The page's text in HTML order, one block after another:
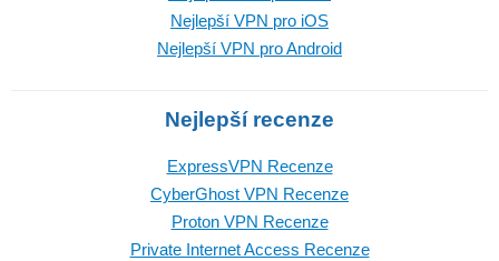
Nejlepší VPN pro iOS
Nejlepší VPN pro Android
Nejlepší recenze
ExpressVPN Recenze
CyberGhost VPN Recenze
Proton VPN Recenze
Private Internet Access Recenze